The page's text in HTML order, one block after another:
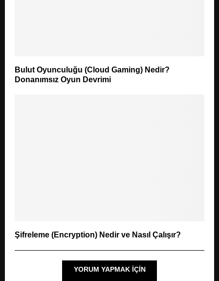
Bulut Oyunculuğu (Cloud Gaming) Nedir?
Donanımsız Oyun Devrimi
Şifreleme (Encryption) Nedir ve Nasıl Çalışır?
YORUM YAPMAK IÇIN